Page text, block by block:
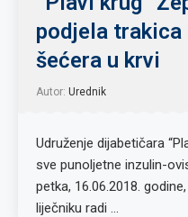
podjela trakica
šećera u krvi
Autor: Urednik
Udruženje dijabetičara
sve punoljetne inzulin-
petka, 16.06.2018.
liječniku radi …